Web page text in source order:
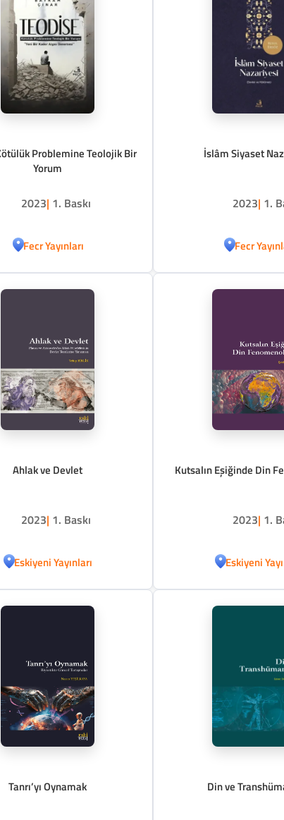
Problemine Teolojik Bir
Yorum
2023| 1. Baskı
Fecr Yayınları
İslâm Siyaset
2023| 1.
Fecr
Ahlak ve Devlet
2023| 1. Baskı
Eskiyeni Yayınları
Kutsalın Eşiğinde Din
2023| 1.
Eskiyeni
Tanrı’yı Oynamak Din ve